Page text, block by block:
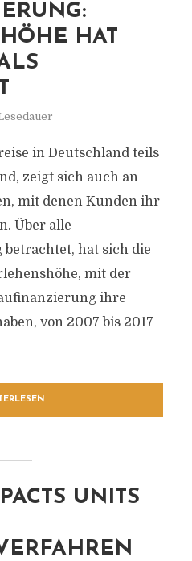
HAT
in Deutschland teils
zeigt sich auch an
mit denen Kunden ihr
Über alle
hat sich die
mit der
ihre
von 2007 bis 2017
UNITS